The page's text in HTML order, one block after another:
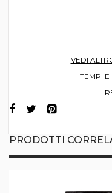
VEDI
TEMPI E
PRODOTTI